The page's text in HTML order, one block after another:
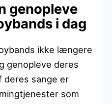
genopleve
i dag
ikke længere
genopleve deres
deres sange er
som